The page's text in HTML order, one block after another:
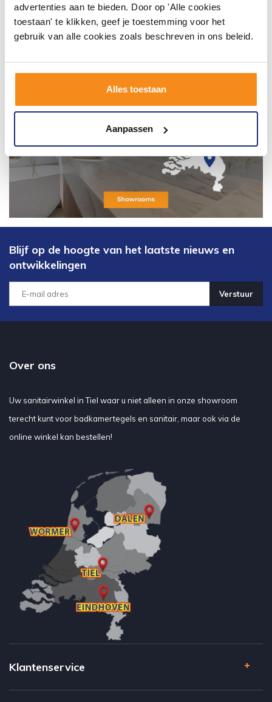
advertenties aan te bieden. Door op 'Alle cookies
toestaan' te klikken, geef je toestemming voor het
gebruik van alle cookies zoals beschreven in ons beleid.
Alles toestaan
Aanpassen
Blijf op de hoogte van het laatste nieuws en
ontwikkelingen
Verstuur
Over ons
Uw sanitairwinkel in Tiel waar u niet alleen in onze showroom
terecht kunt voor badkamertegels en sanitair, maar ook via de
online winkel kan bestellen!
Klantenservice